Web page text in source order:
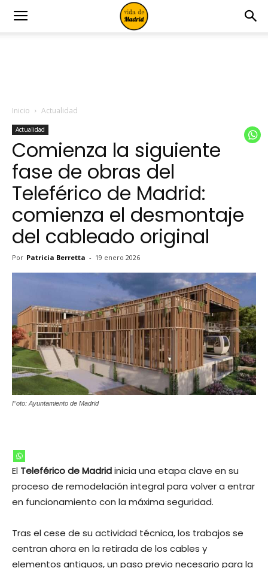
Inicio Actualidad
Actualidad
Comienza la siguiente
fase de obras del
Teleférico de Madrid:
comienza el desmontaje
del cableado original
Por Patricia Berretta - 19 enero 2026
Foto: Ayuntamiento de Madrid
El Teleférico de Madridinicia una etapa clave en su
proceso de remodelación integral para volver a entrar
en funcionamiento con la máxima seguridad.
Tras el cese de su actividad técnica, los trabajos se
centran ahora en la retirada de los cables y
elementos antiguos, un paso previo necesario para la